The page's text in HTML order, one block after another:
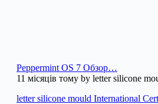
Peppermint OS 7 Обзор…
11 місяців тому by letter silicone
letter silicone mould International